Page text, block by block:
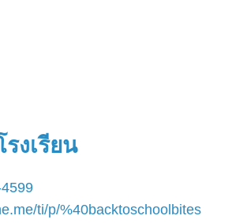
งเรียน
ti/p/%40backtoschoolbites